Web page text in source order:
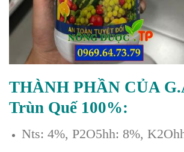
THÀNH PHẦN CỦA
Trùn Quế 100%:
Nts: 4%, P2O5hh: 8%,